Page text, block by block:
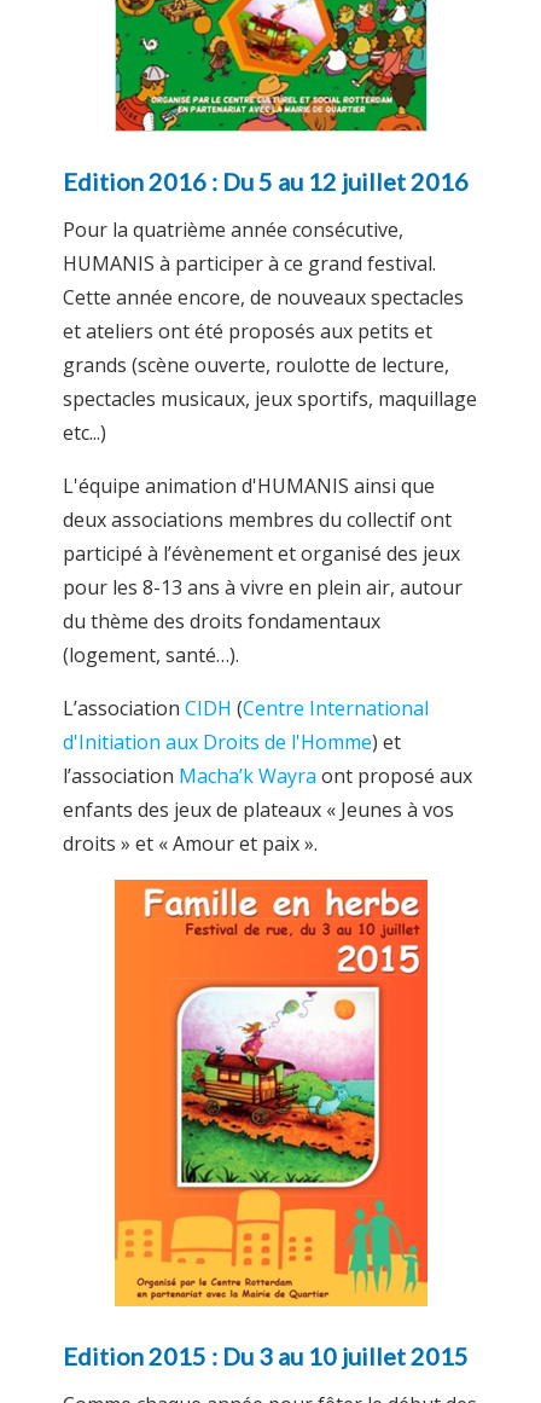
Edition 2016 : Du 5 au 12 juillet 2016
Pour la quatrième année consécutive,
HUMANIS à participer à ce grand festival.
Cette année encore, de nouveaux spectacles
et ateliers ont été proposés aux petits et
grands (scène ouverte, roulotte de lecture,
spectacles musicaux, jeux sportifs, maquillage
etc...)
L'équipe animation d'HUMANIS ainsi que
deux associations membres du collectif ont
participé à l’évènement et organisé des jeux
pour les 8-13 ans à vivre en plein air, autour
du thème des droits fondamentaux
(logement, santé…).
L’association CIDH (Centre International
d'Initiation aux Droits de l'Homme) et
l’association Macha’k Wayra ont proposé aux
enfants des jeux de plateaux « Jeunes à vos
droits » et « Amour et paix ».
Edition 2015 : Du 3 au 10 juillet 2015